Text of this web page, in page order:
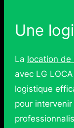
Une
La location de
avec LG LOCA
logistique
pour